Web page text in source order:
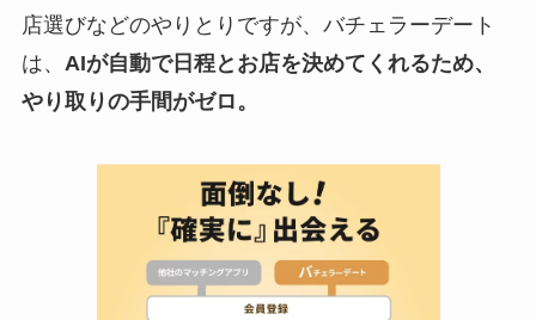
店選びなどのやりとりですが、バチェラーデート
は、 AIが自動で日程とお店を決めてくれるため、
やり取りの手間がゼロ。